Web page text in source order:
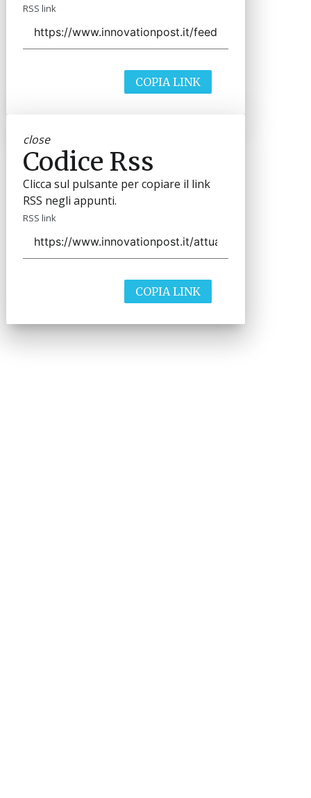
RSS link
COPIA LINK
close
Codice Rss
Clicca sul pulsante per copiare il link
RSS negli appunti.
RSS link
COPIA LINK